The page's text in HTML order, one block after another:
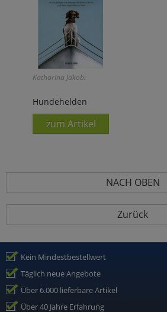
Katharina Jakob:
Hundehelden
zum Artikel
NACH OBEN
Zurück
Kein Mindestbestellwert
Täglich neue Angebote
Über 6.000 lieferbare Artikel
Über 40 Jahre Erfahrung